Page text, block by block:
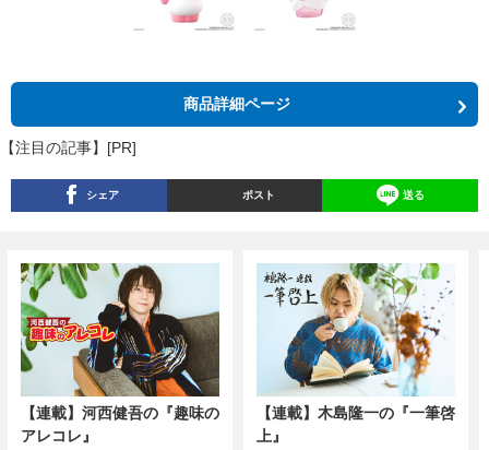
商品詳細ページ
【注目の記事】[PR]
シェア ポスト 送る
【連載】河西健吾の『趣味の
アレコレ』
【連載】木島隆一の『一筆啓
上』